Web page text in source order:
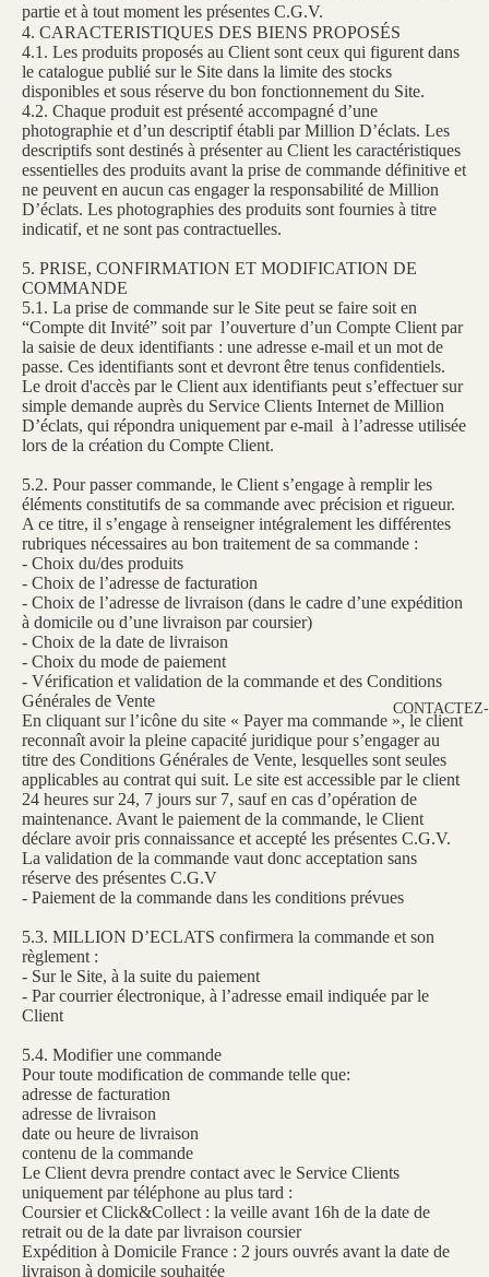
partie et à tout moment les présentes C.G.V.
4. CARACTERISTIQUES DES BIENS PROPOSÉS
4.1. Les produits proposés au Client sont ceux qui figurent dans
le catalogue publié sur le Site dans la limite des stocks
disponibles et sous réserve du bon fonctionnement du Site.
4.2. Chaque produit est présenté accompagné d’une
photographie et d’un descriptif établi par Million D’éclats. Les
descriptifs sont destinés à présenter au Client les caractéristiques
essentielles des produits avant la prise de commande définitive et
ne peuvent en aucun cas engager la responsabilité de Million
D’éclats. Les photographies des produits sont fournies à titre
indicatif, et ne sont pas contractuelles.
5. PRISE, CONFIRMATION ET MODIFICATION DE
COMMANDE
5.1. La prise de commande sur le Site peut se faire soit en
“Compte dit Invité” soit par l’ouverture d’un Compte Client par
la saisie de deux identifiants : une adresse e-mail et un mot de
passe. Ces identifiants sont et devront être tenus confidentiels.
Le droit d'accès par le Client aux identifiants peut s’effectuer sur
simple demande auprès du Service Clients Internet de Million
D’éclats, qui répondra uniquement par e-mail à l’adresse utilisée
lors de la création du Compte Client.
5.2. Pour passer commande, le Client s’engage à remplir les
éléments constitutifs de sa commande avec précision et rigueur.
A ce titre, il s’engage à renseigner intégralement les différentes
rubriques nécessaires au bon traitement de sa commande :
- Choix du/des produits
- Choix de l’adresse de facturation
- Choix de l’adresse de livraison (dans le cadre d’une expédition
à domicile ou d’une livraison par coursier)
- Choix de la date de livraison
- Choix du mode de paiement
- Vérification et validation de la commande et des Conditions
Générales de Vente
En cliquant sur l’icône du site « Payer ma commande », le client
reconnaît avoir la pleine capacité juridique pour s’engager au
titre des Conditions Générales de Vente, lesquelles sont seules
applicables au contrat qui suit. Le site est accessible par le client
24 heures sur 24, 7 jours sur 7, sauf en cas d’opération de
maintenance. Avant le paiement de la commande, le Client
déclare avoir pris connaissance et accepté les présentes C.G.V.
La validation de la commande vaut donc acceptation sans
réserve des présentes C.G.V
- Paiement de la commande dans les conditions prévues
5.3. MILLION D’ECLATS confirmera la commande et son
règlement :
- Sur le Site, à la suite du paiement
- Par courrier électronique, à l’adresse email indiquée par le
Client
5.4. Modifier une commande
Pour toute modification de commande telle que:
adresse de facturation
adresse de livraison
date ou heure de livraison
contenu de la commande
Le Client devra prendre contact avec le Service Clients
uniquement par téléphone au plus tard :
Coursier et Click&Collect : la veille avant 16h de la date de
retrait ou de la date par livraison coursier
Expédition à Domicile France : 2 jours ouvrés avant la date de
livraison à domicile souhaitée